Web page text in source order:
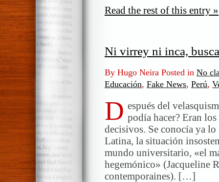
Read the rest of this entry »
Ni virrey ni inca,
By Hugo Neira Posted in No
Educación, Fake News, Perú,
D espués del
podía hacer? Eran
decisivos. Se conocía ya
Latina, la situación
mundo universitario, «el
hegemónico» (Jacqueline
contemporaines). […]